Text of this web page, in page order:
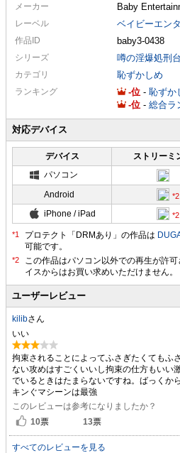
メーカー Baby
レーベル ベイビーエン
作品ID baby3-0438
シリーズ 噂の淫爆処刑
カテゴリ 恥ずかしめ
ランキング - - 恥ずか
-
- 総合ラ
対応デバイス
デバイス ストリーミ
パソコン
Android
iPhone / iPad
プロテクト「DRMあり」の作品は
可能です。
ユーザーレビュー
kilibさん
いい
拘束されることによってふさぎたくてもふ
ない攻めはすごくいいし拘束の仕方もいい
でいるときはたまらないですね。ばっくか
キンぐマシーンは最強
このレビューは参考になりましたか？
10票 13票
すべてのレビューを見る